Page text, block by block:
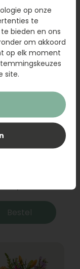
Bestel
19,95
Bestel
op onze
te
bieden en ons
om akkoord
op elk moment
site.